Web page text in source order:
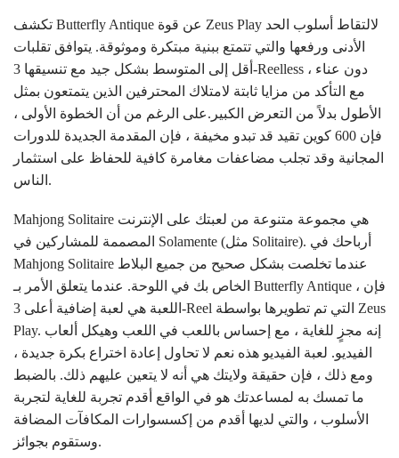
تكشف Butterfly Antique عن قوة Zeus Play لالتقاط أسلوب الحد
الأدنى ورفعها والتي تتمتع ببنية مبتكرة وموثوقة. يتوافق تقلبات
أقل إلى المتوسط ​​بشكل جيد مع تنسيقها 3-Reelless دون عناء ،
مع التأكد من مزايا ثابتة لامتلاك المحترفين الذين يتمتعون بمثل
الأطول بدلاً من التعرض الكبير.على الرغم من أن الخطوة الأولى ،
فإن 600 كوين تقيد قد تبدو مخيفة ، فإن المقدمة الجديدة للدورات
المجانية وقد تجلب مضاعفات مغامرة كافية للحفاظ على استثمار
الناس.
Mahjong Solitaire هي مجموعة متنوعة من لعبتك على الإنترنت
المصممة للمشاركين في Solamente (مثل Solitaire). أرباحك في
Mahjong Solitaire عندما تخلصت بشكل صحيح من جميع البلاط
الخاص بك في اللوحة. عندما يتعلق الأمر بـ Butterfly Antique ، فإن
اللعبة هي لعبة إضافية أعلى 3-Reel التي تم تطويرها بواسطة Zeus
Play. إنه مجزٍ للغاية ، مع إحساس باللعب في اللعب وهيكل ألعاب
الفيديو. لعبة الفيديو هذه نعم لا تحاول إعادة اختراع بكرة جديدة ،
ومع ذلك ، فإن حقيقة ولايتك هي أنه لا يتعين عليهم ذلك. بالضبط
ما تمسك به لمساعدتك هو في الواقع أقدم تجربة للغاية لتجربة
الأسلوب ، والتي لديها أقدم من إكسسوارات المكافآت المضافة
وستقوم بجوائز.